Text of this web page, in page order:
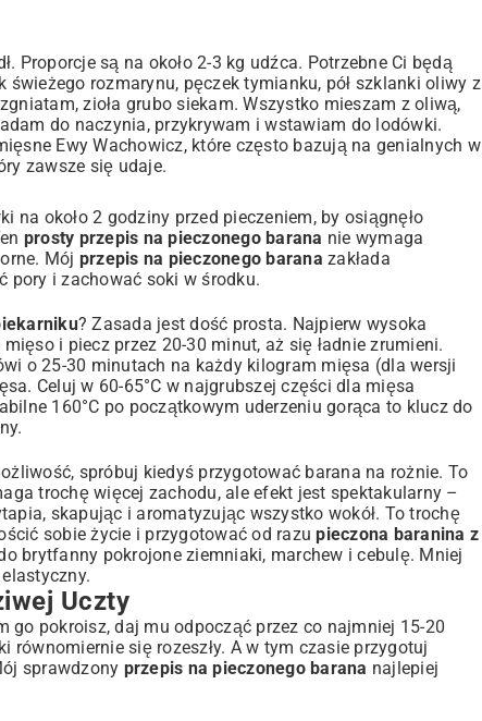
Proporcje są na około 2-3 kg udźca. Potrzebne Ci będą
świeżego rozmarynu, pęczek tymianku, pół szklanki oliwy z
zioła grubo siekam. Wszystko mieszam z oliwą,
do naczynia, przykrywam i wstawiam do lodówki.
Ewy Wachowicz, które często bazują na genialnych w
zawsze się udaje.
około 2 godziny przed pieczeniem, by osiągnęło
prosty przepis na pieczonego barana nie wymaga
Mój przepis na pieczonego barana zakłada
pory i zachować soki w środku.
? Zasada jest dość prosta. Najpierw wysoka
i piecz przez 20-30 minut, aż się ładnie zrumieni.
o 25-30 minutach na każdy kilogram mięsa (dla wersji
Celuj w 60-65°C w najgrubszej części dla mięsa
160°C po początkowym uderzeniu gorąca to klucz do
spróbuj kiedyś przygotować barana na rożnie. To
trochę więcej zachodu, ale efekt jest spektakularny –
skapując i aromatyzując wszystko wokół. To trochę
sobie życie i przygotować od razupieczona baranina z
brytfanny pokrojone ziemniaki, marchew i cebulę. Mniej
Uczty
go pokroisz, daj mu odpocząć przez co najmniej 15-20
się rozeszły. A w tym czasie przygotuj
sprawdzony przepis na pieczonego barana najlepiej